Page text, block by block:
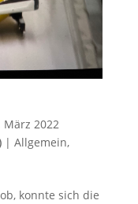
März 2022
| Allgemein,
konnte sich die